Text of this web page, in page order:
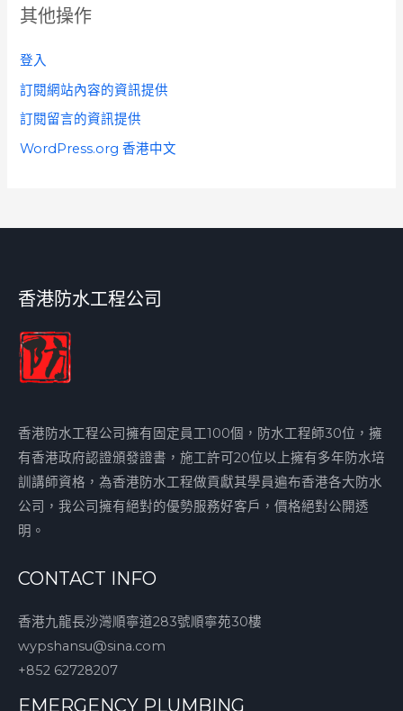
其他操作
登入
訂閱網站內容的資訊提供
訂閱留言的資訊提供
WordPress.org 香港中文
香港防水工程公司
香港防水工程公司擁有固定員工100個，防水工程師30位，擁
有香港政府認證頒發證書，施工許可20位以上擁有多年防水培
訓講師資格，為香港防水工程做貢獻其學員遍布香港各大防水
公司，我公司擁有絕對的優勢服務好客戶，價格絕對公開透
明。
CONTACT INFO
香港九龍長沙灣順寧道283號順寧苑30樓
wypshansu@sina.com
+852 62728207
EMERGENCY PLUMBING